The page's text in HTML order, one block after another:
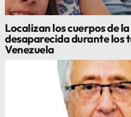
Localizan los cuerpos de
desaparecida durante los
Venezuela